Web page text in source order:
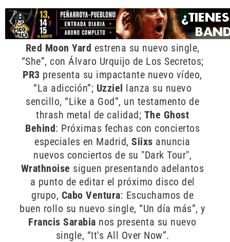
Red Moon Yard estrena su nuevo single,
“She”, con Álvaro Urquijo de Los Secretos;
PR3 presenta su impactante nuevo vídeo,
“La adicción”; Uzziel lanza su nuevo
sencillo, “Like a God”, un testamento de
thrash metal de calidad; The Ghost
Behind: Próximas fechas con conciertos
especiales en Madrid,Siixs anuncia
nuevos conciertos de su "Dark Tour",
Wrathnoise siguen presentando adelantos
a punto de editar el próximo disco del
grupo, Cabo Ventura: Escuchamos de
buen rollo su nuevo single, “Un día más”, y
Francis Sarabia nos presenta su nuevo
single, “It's All Over Now”.